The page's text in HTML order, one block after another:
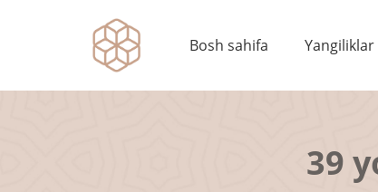
Bosh sahifa Yangiliklar
39